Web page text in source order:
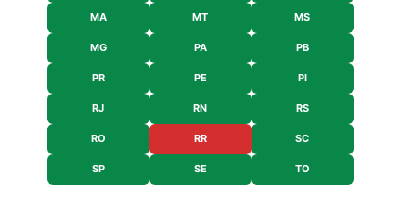
MA MT MS
MG PA PB
PR PE PI
RJ RN RS
RO RR SC
SP SE TO